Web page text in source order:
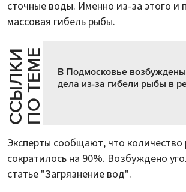
сточные воды. Именно из-за этого и
массовая гибель рыбы.
С
С
Ы
Л
К
И
П
О
Т
Е
МЕ
В Подмосковье
дела из-за гибели рыбы в
Эксперты сообщают, что количество
сократилось на 90%. Возбуждено
статье "Загрязнение вод".